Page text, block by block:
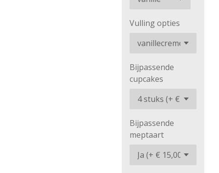
Vulling opties
Bijpassende
cupcakes
Bijpassende
meptaart